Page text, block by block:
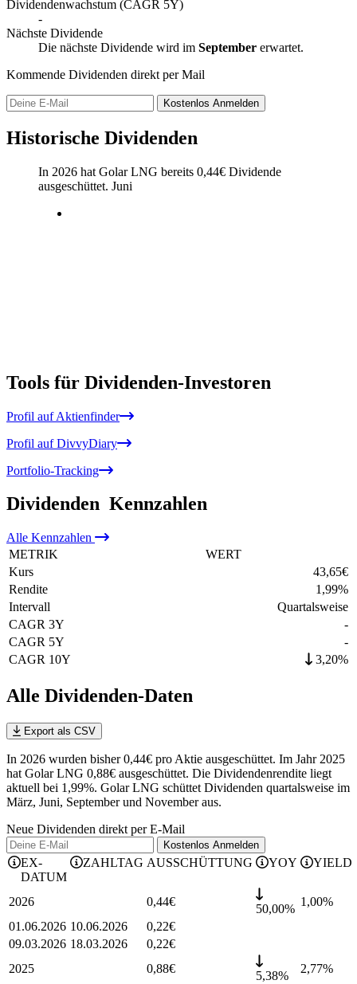
Dividendenwachstum (CAGR 5Y)
-
Nächste Dividende
Die nächste Dividende wird im September erwartet.
Kommende Dividenden direkt per Mail
Kostenlos Anmelden
Historische Dividenden
In 2026 hat Golar LNG bereits 0,44€ Dividende
ausgeschüttet. Juni
Tools für Dividenden-Investoren
Profil auf Aktienfinder
Profil auf DivvyDiary
Portfolio-Tracking
Dividenden Kennzahlen
Alle Kennzahlen
METRIK
WERT
Kurs
43,65€
Rendite
1,99%
Intervall
Quartalsweise
CAGR 3Y
-
CAGR 5Y
-
CAGR 10Y
3,20%
Alle Dividenden-Daten
Export als CSV
In 2026 wurden bisher 0,44€ pro Aktie ausgeschüttet. Im Jahr 2025
hat Golar LNG 0,88€ ausgeschüttet. Die Dividendenrendite liegt
aktuell bei 1,99%. Golar LNG schüttet Dividenden quartalsweise im
März, Juni, September und November aus.
Neue Dividenden direkt per E-Mail
Kostenlos Anmelden
EX-
DATUM
ZAHLTAG AUSSCHÜTTUNG YOY YIELD
2026 0,44€
50,00%
1,00%
01.06.2026 10.06.2026 0,22€
09.03.2026 18.03.2026 0,22€
2025
0,88€
5,38%
2,77%